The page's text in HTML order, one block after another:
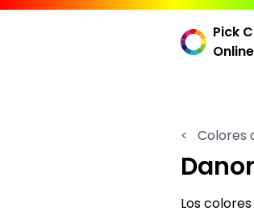
Pick
Online
< Colores
Los